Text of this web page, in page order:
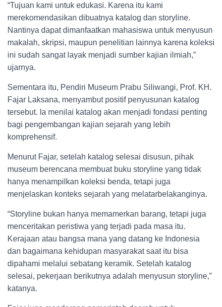
“Tujuan kami untuk edukasi. Karena itu kami
merekomendasikan dibuatnya katalog dan storyline.
Nantinya dapat dimanfaatkan mahasiswa untuk menyusun
makalah, skripsi, maupun penelitian lainnya karena koleksi
ini sudah sangat layak menjadi sumber kajian ilmiah,”
ujarnya.
Sementara itu, Pendiri Museum Prabu Siliwangi, Prof. KH.
Fajar Laksana, menyambut positif penyusunan katalog
tersebut. Ia menilai katalog akan menjadi fondasi penting
bagi pengembangan kajian sejarah yang lebih
komprehensif.
Menurut Fajar, setelah katalog selesai disusun, pihak
museum berencana membuat buku storyline yang tidak
hanya menampilkan koleksi benda, tetapi juga
menjelaskan konteks sejarah yang melatarbelakanginya.
“Storyline bukan hanya memamerkan barang, tetapi juga
menceritakan peristiwa yang terjadi pada masa itu.
Kerajaan atau bangsa mana yang datang ke Indonesia
dan bagaimana kehidupan masyarakat saat itu bisa
dipahami melalui sebatang keramik. Setelah katalog
selesai, pekerjaan berikutnya adalah menyusun storyline,”
katanya.